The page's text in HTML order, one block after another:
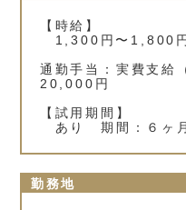
【時給】
1,300円〜1,800円
通勤手当：実費支
20,000円
【試用期間】
あり 期間：６ヶ月
勤務地